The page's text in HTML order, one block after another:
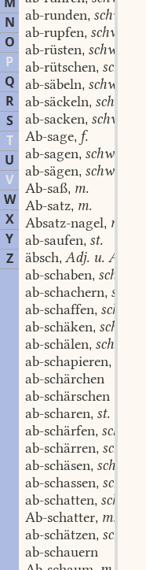
N
O
P
Q
R
S
T
U
V
W
X
Y
Z
ab-runden, schw.
ab-rupfen, schw.
ab-rüsten, schw.
ab-rütschen, schw.
ab-säbeln, schw.
ab-säckeln, schw.
ab-sacken, schw.
Ab-sage, f.
ab-sagen, schw., st.
ab-sägen, schw.
Ab-saß, m.
Ab-satz, m.
Absatz-nagel, m.
ab-saufen, st.
äbsch, Adj. u. Adv.
ab-schaben, schw.
ab-schachern, schw.
ab-schaffen, schw.
ab-schäken, schw.
ab-schälen, schw.
ab-schapieren,
ab-schärchen
ab-schärschen
ab-scharen, st.
ab-schärfen, schw.
ab-schärren, schw.
ab-schäsen, schw.
ab-schassen, schw.
ab-schatten, schw.
Ab-schatter, m.
ab-schätzen, schw.
ab-schauern